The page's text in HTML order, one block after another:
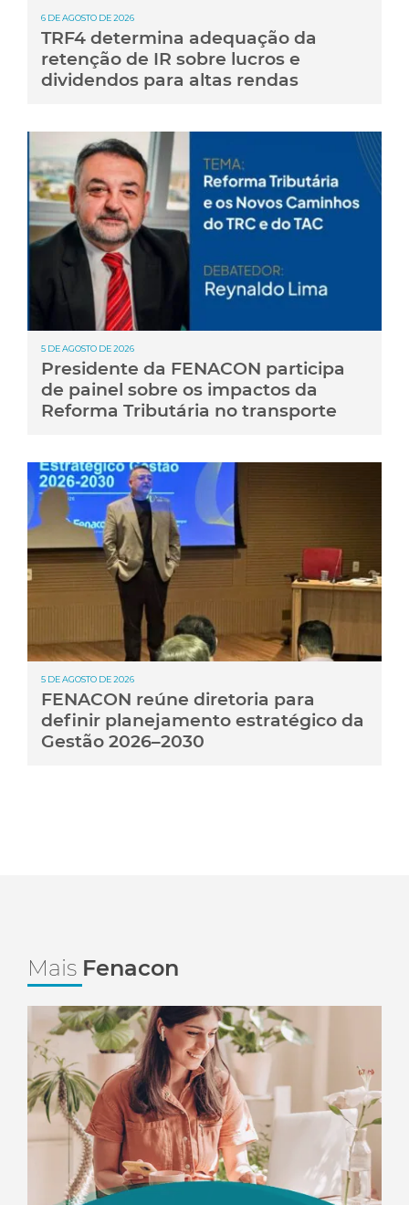
6 DE AGOSTO DE 2026
TRF4 determina adequação da
retenção de IR sobre lucros e
dividendos para altas rendas
5 DE AGOSTO DE 2026
Presidente da FENACON participa
de painel sobre os impactos da
Reforma Tributária no transporte
5 DE AGOSTO DE 2026
FENACON reúne diretoria para
definir planejamento estratégico da
Gestão 2026–2030
Mais Fenacon